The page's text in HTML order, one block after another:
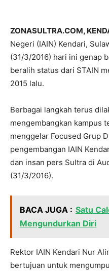
ZONASULTRA.COM,
Negeri (IAIN) Kendari,
(31/3/2016) hari ini genap
beralih status dari STAIN
2015 lalu.
Berbagai langkah terus
mengembangkan kampus
menggelar Focused Grup
pengembangan IAIN
dan insan pers Sultra di
(31/3/2016).
BACA JUGA : Satu
Mengundurkan Diri
Rektor IAIN Kendari Nur
bertujuan untuk